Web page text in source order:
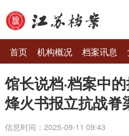
首页 机构概况 档案讯息
馆长说档·档案中
烽火书报立抗战脊
信息时间：2025-09-11 09:43